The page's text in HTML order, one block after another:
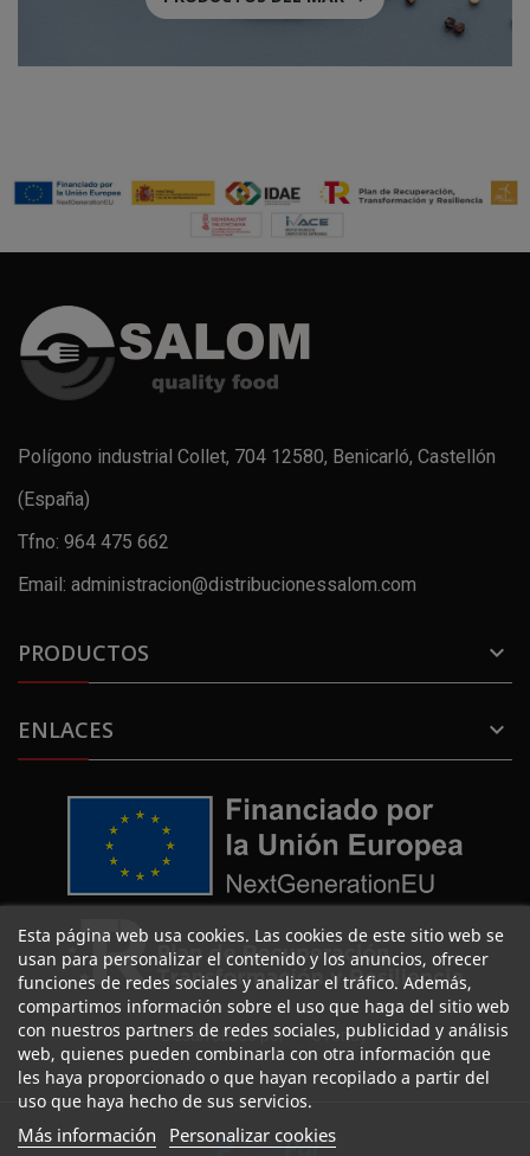
Polígono industrial Collet, 704 12580, Benicarló, Castellón
(España)
Tfno: 964 475 662
Email: administracion@distribucionessalom.com
PRODUCTOS 
ENLACES 
Desarrollado por Overlay
Esta página web usa cookies. Las cookies de este sitio web se
usan para personalizar el contenido y los anuncios, ofrecer
funciones de redes sociales y analizar el tráfico. Además,
compartimos información sobre el uso que haga del sitio web
con nuestros partners de redes sociales, publicidad y análisis
web, quienes pueden combinarla con otra información que
les haya proporcionado o que hayan recopilado a partir del
uso que haya hecho de sus servicios.
Más información Personalizar cookies